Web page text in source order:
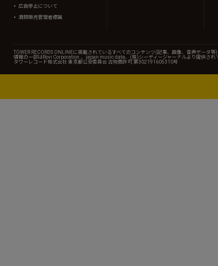
広告停止について
酒類販売管理者標識
TOWER RECORDS ONLINEに掲載されているすべてのコンテンツ(記事、画像、音声データ
情報の一部はRovi Corporation.、japan music data、(株)シーディージャーナルより提供され
タワーレコード株式会社 東京都公安委員会 古物商許可 第302191605310号